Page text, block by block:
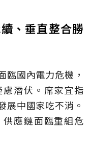
、垂直整合勝
臨國內電力危機，
潛伏。席家宜指
展中國家吃不消。
應鏈面臨重組危